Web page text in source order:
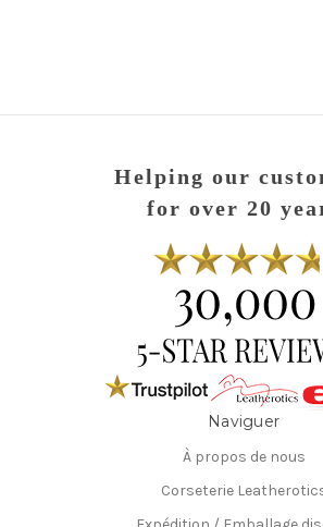
Helping our
for over 20
Naviguer
À propos de nous
Corseterie